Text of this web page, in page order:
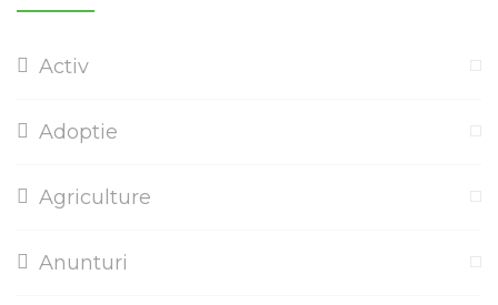
Activ
Adoptie
Agriculture
Anunturi